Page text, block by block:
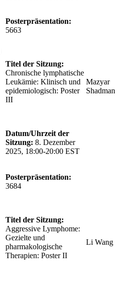
Posterpräsentation:
5663
Titel der Sitzung:
Chronische lymphatische
Leukämie: Klinisch und
epidemiologisch: Poster
III
Datum/Uhrzeit der
Sitzung: 8. Dezember
2025, 18:00-20:00 EST
Mazyar
Shadman
Posterpräsentation:
3684
Titel der Sitzung:
Aggressive Lymphome:
Gezielte und
pharmakologische
Therapien: Poster II
Li Wang